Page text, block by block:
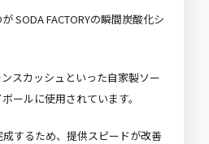
SODA FACTORYの瞬間炭酸化シ
スカッシュといった自家製ソー
ールに使用されています。
するため、提供スピードが改善